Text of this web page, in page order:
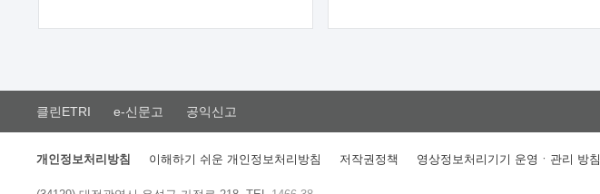
(2 ~ 3년차) 연봉의 40%  추진일정(1)
희망기업 신청/접수(2)희망인력-희망기업
매칭(3)현장조사/ 선정(심의)(4)협약체결
26일 9월초순 9월 중순 10월 이후*
클린ETRI e-신문고 공익신고
개인정보처리방침 이해하기 쉬운 개인정보처리방침 저작권정책 영상정보처리기기 운영ㆍ관리 방침